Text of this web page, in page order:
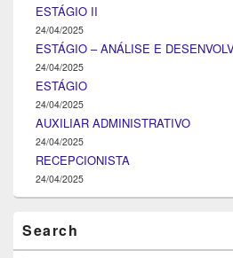
ESTÁGIO II
24/04/2025
ESTÁGIO – ANÁLISE E
24/04/2025
ESTÁGIO
24/04/2025
AUXILIAR ADMINISTRATIVO
24/04/2025
RECEPCIONISTA
24/04/2025
Search